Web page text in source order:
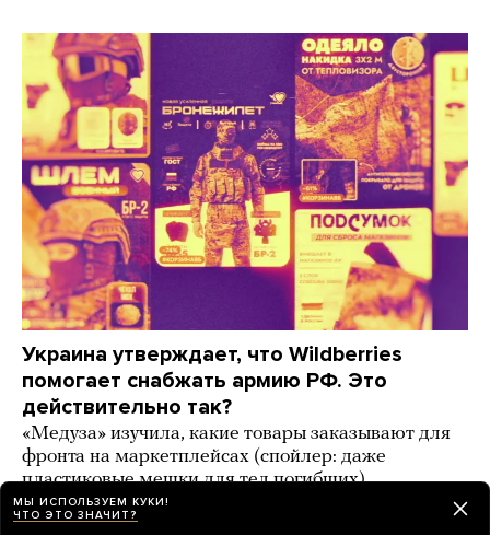
Украина утверждает, что Wildberries
помогает снабжать армию РФ. Это
действительно так?
«Медуза» изучила, какие товары заказывают для
фронта на маркетплейсах (спойлер: даже
пластиковые мешки для тел погибших)
ИСТОРИИ 3 дня назад
МЫ ИСПОЛЬЗУЕМ КУКИ!
ЧТО ЭТО ЗНАЧИТ?